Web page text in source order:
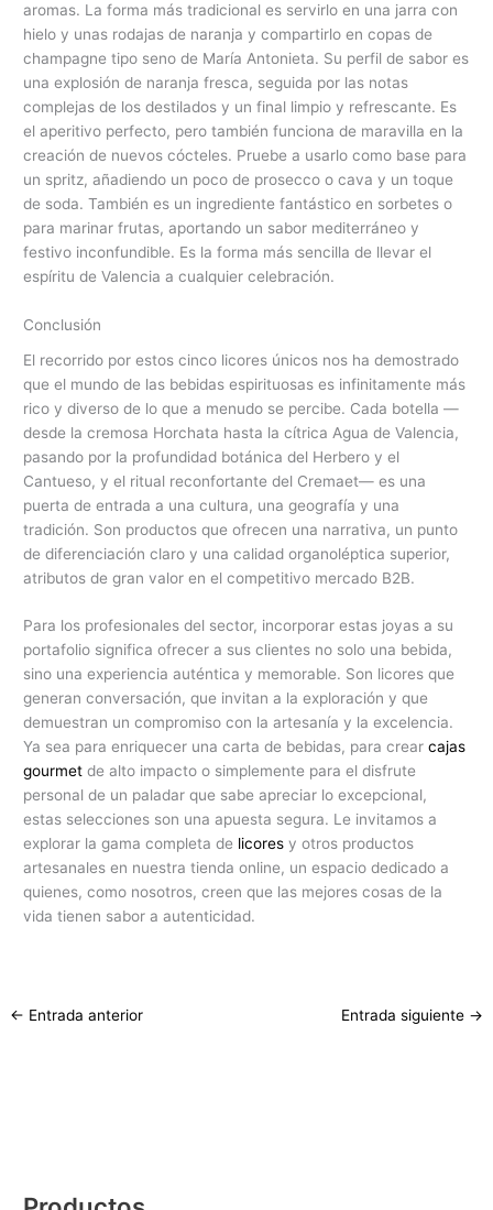
aromas. La forma más tradicional es servirlo en una jarra con
hielo y unas rodajas de naranja y compartirlo en copas de
champagne tipo seno de María Antonieta. Su perfil de sabor es
una explosión de naranja fresca, seguida por las notas
complejas de los destilados y un final limpio y refrescante. Es
el aperitivo perfecto, pero también funciona de maravilla en la
creación de nuevos cócteles. Pruebe a usarlo como base para
un spritz, añadiendo un poco de prosecco o cava y un toque
de soda. También es un ingrediente fantástico en sorbetes o
para marinar frutas, aportando un sabor mediterráneo y
festivo inconfundible. Es la forma más sencilla de llevar el
espíritu de Valencia a cualquier celebración.
Conclusión
El recorrido por estos cinco licores únicos nos ha demostrado
que el mundo de las bebidas espirituosas es infinitamente más
rico y diverso de lo que a menudo se percibe. Cada botella —
desde la cremosa Horchata hasta la cítrica Agua de Valencia,
pasando por la profundidad botánica del Herbero y el
Cantueso, y el ritual reconfortante del Cremaet— es una
puerta de entrada a una cultura, una geografía y una
tradición. Son productos que ofrecen una narrativa, un punto
de diferenciación claro y una calidad organoléptica superior,
atributos de gran valor en el competitivo mercado B2B.
Para los profesionales del sector, incorporar estas joyas a su
portafolio significa ofrecer a sus clientes no solo una bebida,
sino una experiencia auténtica y memorable. Son licores que
generan conversación, que invitan a la exploración y que
demuestran un compromiso con la artesanía y la excelencia.
Ya sea para enriquecer una carta de bebidas, para crearcajas
gourmet de alto impacto o simplemente para el disfrute
personal de un paladar que sabe apreciar lo excepcional,
estas selecciones son una apuesta segura. Le invitamos a
explorar la gama completa de licores y otros productos
artesanales en nuestra tienda online, un espacio dedicado a
quienes, como nosotros, creen que las mejores cosas de la
vida tienen sabor a autenticidad.
← Entrada anterior Entrada siguiente →